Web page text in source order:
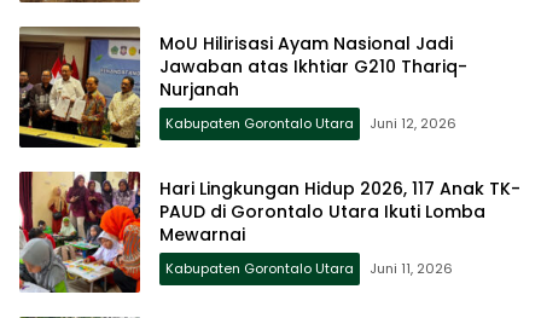
MoU Hilirisasi Ayam Nasional Jadi
Jawaban atas Ikhtiar G210 Thariq-
Nurjanah
Kabupaten Gorontalo Utara Juni 12, 2026
Hari Lingkungan Hidup 2026, 117 Anak TK-
PAUD di Gorontalo Utara Ikuti Lomba
Mewarnai
Kabupaten Gorontalo Utara Juni 11, 2026